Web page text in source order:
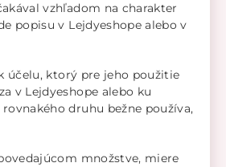
vzhľadom na charakter
popisu v Lejdyeshope alebo v
účelu, ktorý pre jeho použitie
v Lejdyeshope alebo ku
druhu bežne používa,
množstve, miere